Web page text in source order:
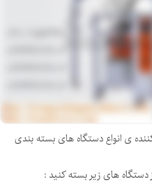
ی انواع دستگاه های بسته بندی
دستگاه های زیر بسته کنید :